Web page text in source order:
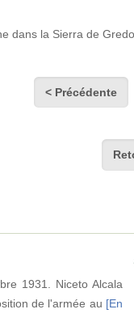
dans la Sierra de
< Précédente
1931. Niceto Alcala
de l'armée au [En